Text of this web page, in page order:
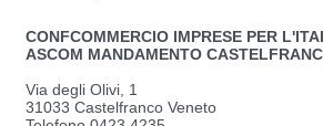
CONFCOMMERCIO IMPRESE PER
ASCOM MANDAMENTO
Via degli Olivi, 1
31033 Castelfranco Veneto